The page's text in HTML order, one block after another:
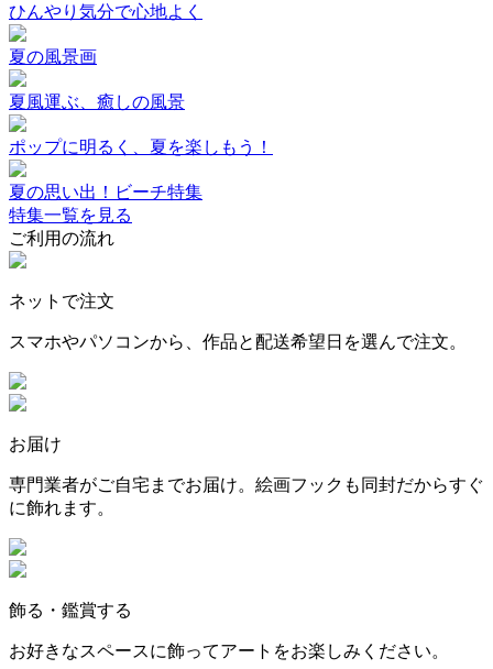
ひんやり気分で心地よく
夏の風景画
夏風運ぶ、癒しの風景
ポップに明るく、夏を楽しもう！
夏の思い出！ビーチ特集
特集一覧を見る
ご利用の流れ
ネットで注文
スマホやパソコンから、作品と配送希望日を選んで注文。
お届け
専門業者がご自宅までお届け。絵画フックも同封だからすぐ
に飾れます。
飾る・鑑賞する
お好きなスペースに飾ってアートをお楽しみください。